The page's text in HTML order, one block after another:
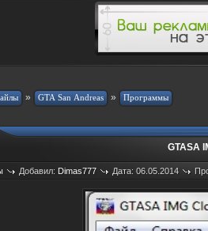
» »
GTASA
Добавил: Dimas777 Дата: 06.05.2014